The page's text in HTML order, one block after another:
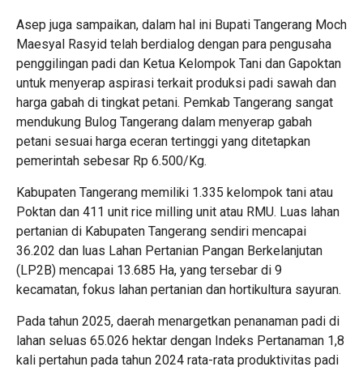
Asep juga sampaikan, dalam hal ini Bupati Tangerang Moch
Maesyal Rasyid telah berdialog dengan para pengusaha
penggilingan padi dan Ketua Kelompok Tani dan Gapoktan
untuk menyerap aspirasi terkait produksi padi sawah dan
harga gabah di tingkat petani. Pemkab Tangerang sangat
mendukung Bulog Tangerang dalam menyerap gabah
petani sesuai harga eceran tertinggi yang ditetapkan
pemerintah sebesar Rp 6.500/Kg.
Kabupaten Tangerang memiliki 1.335 kelompok tani atau
Poktan dan 411 unit rice milling unit atau RMU. Luas lahan
pertanian di Kabupaten Tangerang sendiri mencapai
36.202 dan luas Lahan Pertanian Pangan Berkelanjutan
(LP2B) mencapai 13.685 Ha, yang tersebar di 9
kecamatan, fokus lahan pertanian dan hortikultura sayuran.
Pada tahun 2025, daerah menargetkan penanaman padi di
lahan seluas 65.026 hektar dengan Indeks Pertanaman 1,8
kali pertahun pada tahun 2024 rata-rata produktivitas padi